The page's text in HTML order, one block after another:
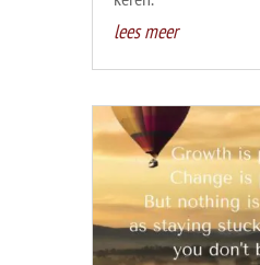
lees meer